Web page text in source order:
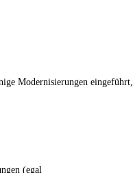
Modernisierungen eingeführt,
(egal